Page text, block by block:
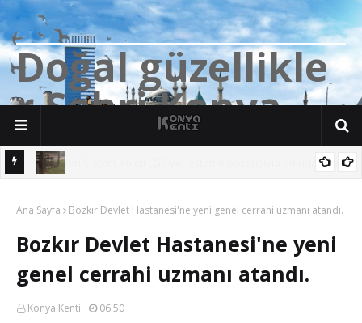
Doğalgüzellikle
rŞehriKonya
Ana Sayfa Bozkır Devlet Hastanesi'ne yeni genel cerrahi uzmanı atandı.
Bozkır Devlet Hastanesi'ne yeni
genel cerrahi uzmanı atandı.
Konya Kenti 06:50